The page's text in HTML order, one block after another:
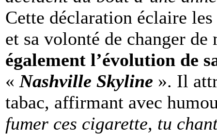
Cette déclaration éclaire
et sa volonté de changer
également l’évolution de
« Nashville Skyline ». Il
tabac, affirmant avec
fumer ces cigarette, tu